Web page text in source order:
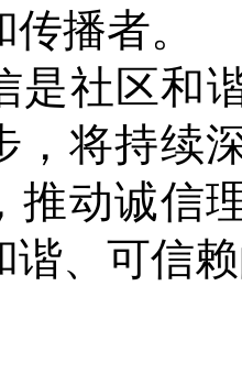
播者。
是社区和
，将持续
推动诚信
谐、可信